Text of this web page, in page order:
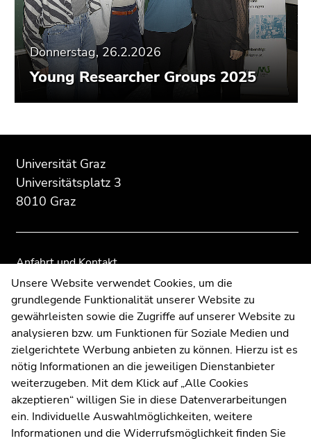
Donnerstag, 26.2.2026
Young Researcher Groups 2025
des
Seitenbereichs:
Zusatzinformationen:
Universität Graz
Universitätsplatz 3
8010 Graz
Anfahrt und Kontakt
Kommunikation und Öffentlichkeitsarbeit
Moodle
UNIGRAZonline
Impressum
Datenschutzerklärung
Cookie-Einstellungen
Barrierefreiheitserklärung
dieses
Seitenbereichs.
Übersicht
dieses
Seitenbereichs.
Übersicht
Unsere Website verwendet Cookies, um die
grundlegende Funktionalität unserer Website zu
gewährleisten sowie die Zugriffe auf unserer Website zu
analysieren bzw. um Funktionen für Soziale Medien und
zielgerichtete Werbung anbieten zu können. Hierzu ist es
nötig Informationen an die jeweiligen Dienstanbieter
weiterzugeben. Mit dem Klick auf „Alle Cookies
akzeptieren“ willigen Sie in diese Datenverarbeitungen
ein. Individuelle Auswahlmöglichkeiten, weitere
Informationen und die Widerrufsmöglichkeit finden Sie